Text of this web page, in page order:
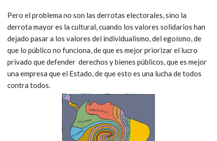
Pero el problema no son las derrotas electorales, sino la
derrota mayor es la cultural, cuando los valores solidarios han
dejado pasar a los valores del individualismo, del egoísmo, de
que lo público no funciona, de que es mejor priorizar el lucro
privado que defender derechos y bienes públicos, que es mejor
una empresa que el Estado, de que esto es una lucha de todos
contra todos.